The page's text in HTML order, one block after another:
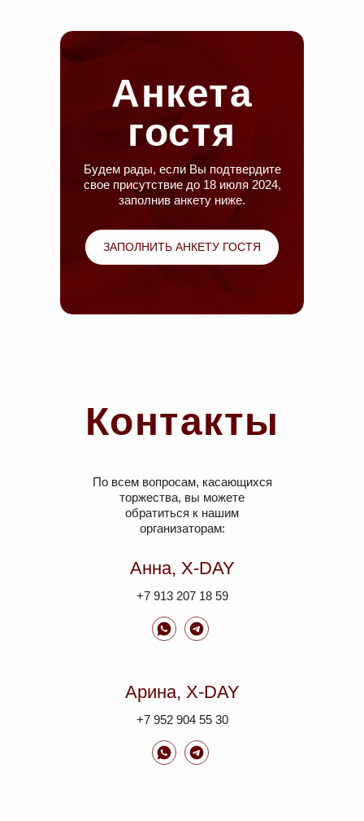
Анкета
гостя
Будем рады, если Вы подтвердите
свое присутствие до 18 июля 2024,
заполнив анкету ниже.
ЗАПОЛНИТЬ АНКЕТУ ГОСТЯ
По всем вопросам, касающихся
торжества, вы можете
обратиться к нашим
организаторам:
Контакты
+7 913 207 18 59
Анна, X-DAY
+7 952 904 55 30
Арина, X-DAY